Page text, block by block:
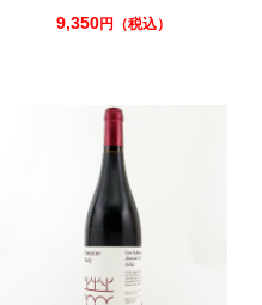
9,350円（税込）